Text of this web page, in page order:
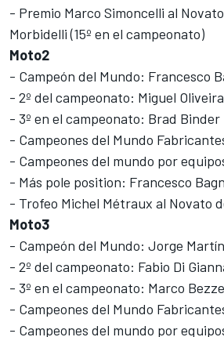
- Premio Marco Simoncelli al
Morbidelli (15º en el campeonato)
Moto2
- Campeón del Mundo: Francesco
- 2º del campeonato: Miguel
- 3º en el campeonato: Brad Binder
- Campeones del Mundo
- Campeones del mundo por
- Más pole position: Francesco
- Trofeo Michel Métraux al Novato
Moto3
- Campeón del Mundo: Jorge
- 2º del campeonato: Fabio Di
- 3º en el campeonato: Marco
- Campeones del Mundo
- Campeones del mundo por